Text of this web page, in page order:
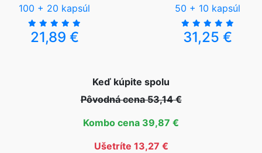
100 + 20 kapsúl
21,89 €
50 + 10 kapsúl
31,25 €
Keď kúpite spolu
Pôvodná cena 53,14 €
Kombo cena 39,87 €
Ušetríte 13,27 €